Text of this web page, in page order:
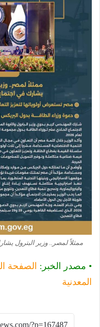
ممثلاً لمصر.. وزير البترول
• مصدر الخبر: الصفحة
المعدنية